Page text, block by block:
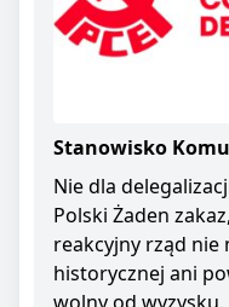
Stanowisko
Nie dla
Polski Żaden
reakcyjny rząd nie
historycznej ani